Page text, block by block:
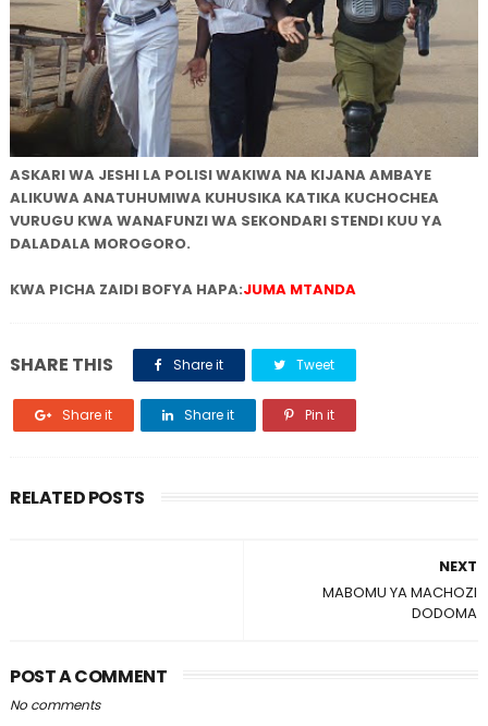
ASKARI WA JESHI LA POLISI WAKIWA NA KIJANA AMBAYE
ALIKUWA ANATUHUMIWA KUHUSIKA KATIKA KUCHOCHEA
VURUGU KWA WANAFUNZI WA SEKONDARI STENDI KUU YA
DALADALA MOROGORO.
KWA PICHA ZAIDI BOFYA HAPA:JUMA MTANDA
SHARE THIS Share it Tweet
Share it Share it Pin it
RELATED POSTS
NEXT
MABOMU YA MACHOZI
DODOMA
POST A COMMENT
No comments